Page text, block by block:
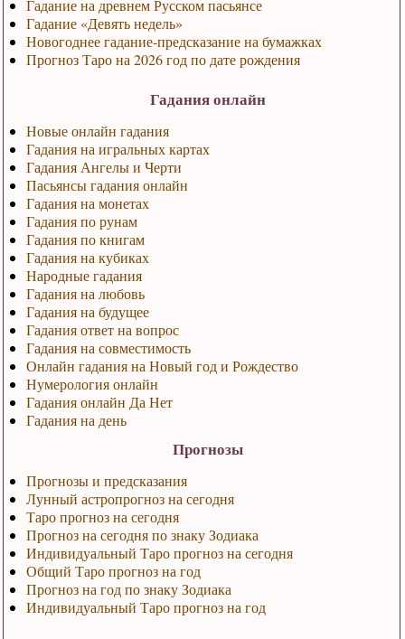
Гадание на древнем Русском пасьянсе
Гадание «Девять недель»
Новогоднее гадание-предсказание на бумажках
Прогноз Таро на 2026 год по дате рождения
Гадания онлайн
Новые онлайн гадания
Гадания на игральных картах
Гадания Ангелы и Черти
Пасьянсы гадания онлайн
Гадания на монетах
Гадания по рунам
Гадания по книгам
Гадания на кубиках
Народные гадания
Гадания на любовь
Гадания на будущее
Гадания ответ на вопрос
Гадания на совместимость
Онлайн гадания на Новый год и Рождество
Нумерология онлайн
Гадания онлайн Да Нет
Гадания на день
Прогнозы
Прогнозы и предсказания
Лунный астропрогноз на сегодня
Таро прогноз на сегодня
Прогноз на сегодня по знаку Зодиака
Индивидуальный Таро прогноз на сегодня
Общий Таро прогноз на год
Прогноз на год по знаку Зодиака
Индивидуальный Таро прогноз на год